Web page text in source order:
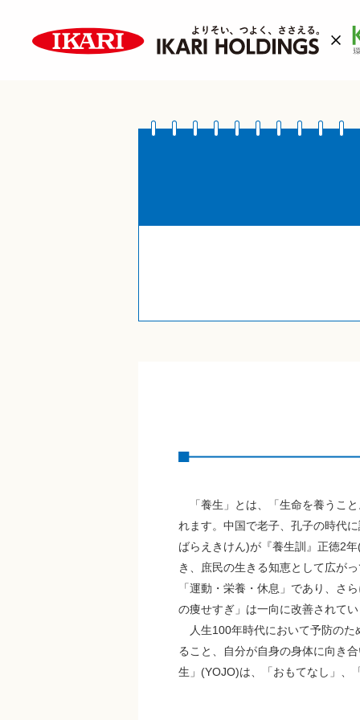
「養生」とは、「生命を養うこ
れます。中国で老子、孔子の時代
ばらえきけん)が『養生訓』正徳2
き、庶民の生きる知恵として広が
「運動・栄養・休息」であり、さ
の痩せすぎ」は一向に改善されて
人生100年時代において予防のた
ること、自分が自身の身体に向き
生」(YOJO)は、「おもてなし」、